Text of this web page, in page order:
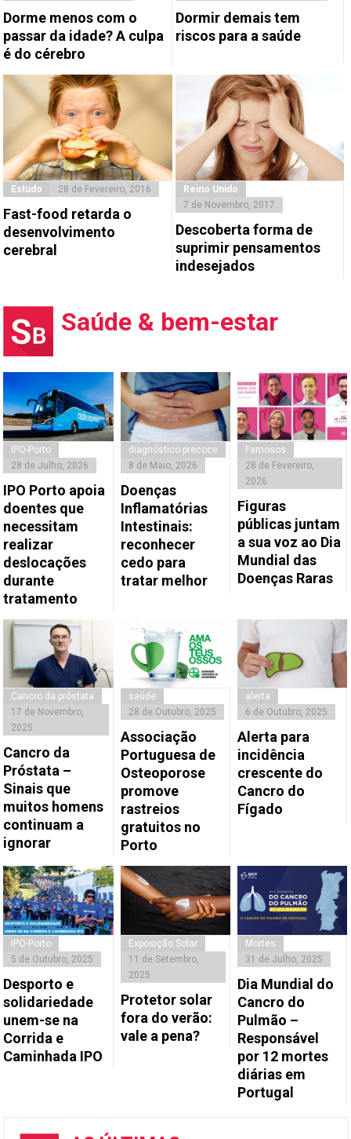
Dorme menos com o
passar da idade? A culpa
é do cérebro
Dormir demais tem
riscos para a saúde
Estudo 28 de Fevereiro, 2016
Fast-food retarda o
desenvolvimento
cerebral
Reino Unido
7 de Novembro, 2017
Descoberta forma de
suprimir pensamentos
indesejados
Saúde & bem-estar
IPO-Porto
28 de Julho, 2026
IPO Porto apoia
doentes que
necessitam
realizar
deslocações
durante
tratamento
diagnóstico precoce
8 de Maio, 2026
Doenças
Inflamatórias
Intestinais:
reconhecer
cedo para
tratar melhor
Famosos
28 de Fevereiro,
2026
Figuras
públicas juntam
a sua voz ao Dia
Mundial das
Doenças Raras
Cancro da próstata
17 de Novembro,
2025
Cancro da
Próstata –
Sinais que
muitos homens
continuam a
ignorar
saúde
28 de Outubro, 2025
Associação
Portuguesa de
Osteoporose
promove
rastreios
gratuitos no
Porto
alerta
6 de Outubro, 2025
Alerta para
incidência
crescente do
Cancro do
Fígado
IPO-Porto
5 de Outubro, 2025
Desporto e
solidariedade
unem-se na
Corrida e
Caminhada IPO
Exposição Solar
11 de Setembro,
2025
Protetor solar
fora do verão:
vale a pena?
Mortes
31 de Julho, 2025
Dia Mundial do
Cancro do
Pulmão –
Responsável
por 12 mortes
diárias em
Portugal